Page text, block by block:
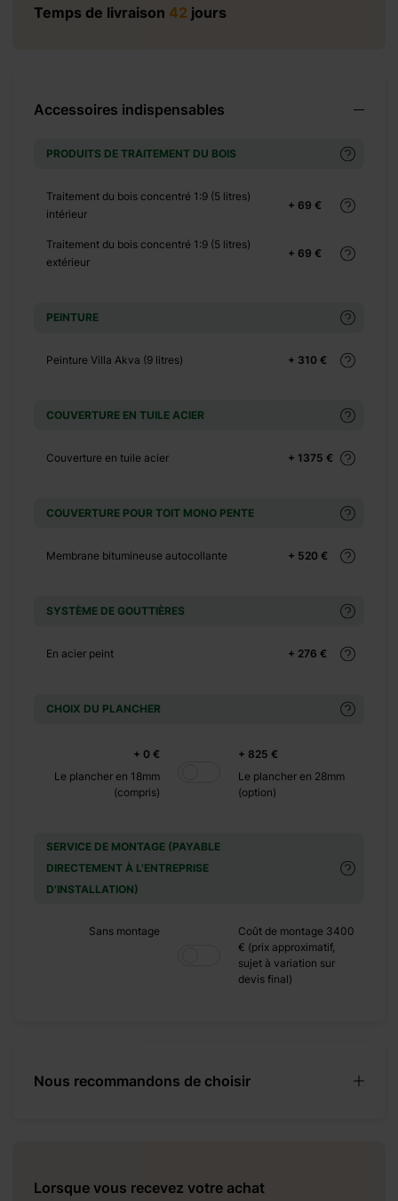
Temps de livraison 42 jours
Accessoires indispensables
PRODUITS DE TRAITEMENT DU BOIS
+ 69 €
Traitement du bois concentré 1:9 (5 litres)
intérieur
+ 69 €
Traitement du bois concentré 1:9 (5 litres)
extérieur
PEINTURE
+ 310 €
Peinture Villa Akva (9 litres)
COUVERTURE EN TUILE ACIER
+ 1375 €
Couverture en tuile acier
COUVERTURE POUR TOIT MONO PENTE
+ 520 €
Membrane bitumineuse autocollante
SYSTÈME DE GOUTTIÈRES
+ 276 €
En acier peint
CHOIX DU PLANCHER
+ 0 €
Le plancher en 18mm
(compris)
+ 825 €
Le plancher en 28mm
(option)
SERVICE DE MONTAGE (PAYABLE
DIRECTEMENT À L'ENTREPRISE
D'INSTALLATION)
Sans montage
Coût de montage 3400
€ (prix approximatif,
sujet à variation sur
devis final)
Nous recommandons de choisir
Lorsque vous recevez votre achat
520 €
4230
€
+ 0 €
390 €